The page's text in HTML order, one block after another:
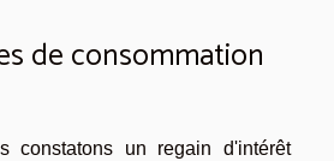
de consommation
constatons un regain d'intérêt